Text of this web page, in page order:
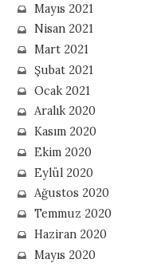
Mayıs 2021
Nisan 2021
Mart 2021
Şubat 2021
Ocak 2021
Aralık 2020
Kasım 2020
Ekim 2020
Eylül 2020
Ağustos 2020
Temmuz 2020
Haziran 2020
Mayıs 2020